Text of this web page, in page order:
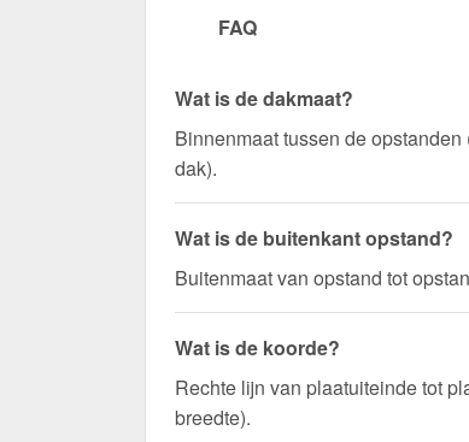
FAQ
Wat is de dakmaat?
Binnenmaat tussen de
dak).
Wat is de buitenkant opstand?
Buitenmaat van opstand tot
Wat is de koorde?
Rechte lijn van plaatuiteinde tot
breedte).